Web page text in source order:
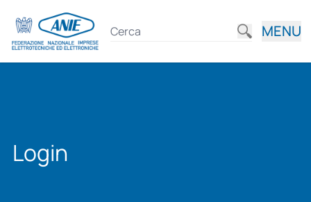
MENU
Login